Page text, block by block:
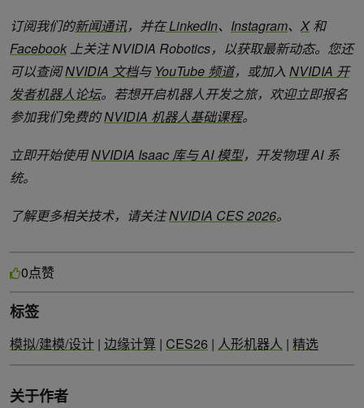
订阅我们的新闻通讯，并在LinkedIn、 Instagram、 X 和
Facebook 上关注NVIDIA Robotics，以获取最新动态。您还
可以查阅NVIDIA 文档与 YouTube 频道，或加入 NVIDIA 开
发者机器人论坛。若想开启机器人开发之旅，欢迎立即报名
参加我们免费的NVIDIA 机器人基础课程。
立即开始使用NVIDIA Isaac 库与AI模型，开发物理AI系
统。
了解更多相关技术，请关注NVIDIA CES 2026。
0点赞
标签
模拟/建模/设计 | 边缘计算 | CES26 | 人形机器人 | 精选
关于作者